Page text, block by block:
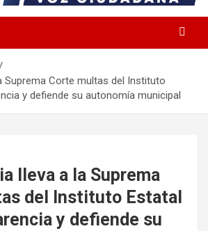
Suprema Corte multas del Instituto
y defiende su autonomía municipal
lleva a la Suprema
del Instituto Estatal
y defiende su